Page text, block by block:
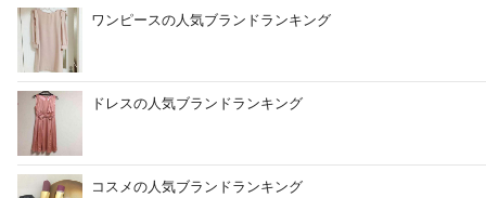
ワンピースの人気ブランドランキング
ドレスの人気ブランドランキング
コスメの人気ブランドランキング